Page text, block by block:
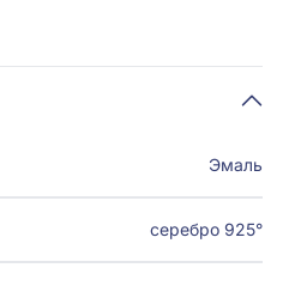
Эмаль
серебро 925°